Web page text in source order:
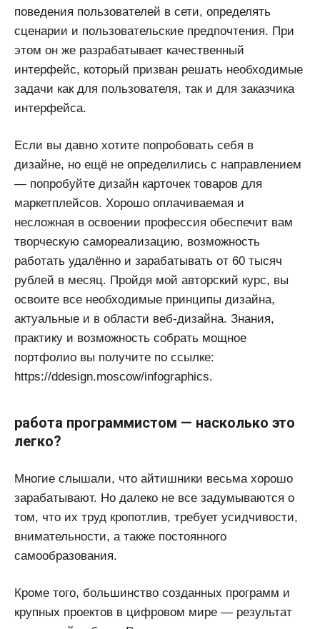
поведения пользователей в сети, определять
сценарии и пользовательские предпочтения. При
этом он же разрабатывает качественный
интерфейс, который призван решать необходимые
задачи как для пользователя, так и для заказчика
интерфейса.
Если вы давно хотите попробовать себя в
дизайне, но ещё не определились с направлением
— попробуйте дизайн карточек товаров для
маркетплейсов. Хорошо оплачиваемая и
несложная в освоении профессия обеспечит вам
творческую самореализацию, возможность
работать удалённо и зарабатывать от 60 тысяч
рублей в месяц. Пройдя мой авторский курс, вы
освоите все необходимые принципы дизайна,
актуальные и в области веб-дизайна. Знания,
практику и возможность собрать мощное
портфолио вы получите по ссылке:
https://ddesign.moscow/infographics.
работа программистом — насколько это
легко?
Многие слышали, что айтишники весьма хорошо
зарабатывают. Но далеко не все задумываются о
том, что их труд кропотлив, требует усидчивости,
внимательности, а также постоянного
самообразования.
Кроме того, большинство созданных программ и
крупных проектов в цифровом мире — результат